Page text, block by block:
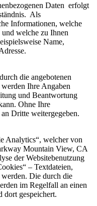
Daten erfolgt
Als
Informationen, welche
und welche zu Ihnen
Name,
die angebotenen
Ihre Angaben
und Beantwortung
Ohne Ihre
Dritte weitergegeben.
Analytics“, welcher von
Mountain View, CA
der Websitebenutzung
– Textdateien,
Die durch die
im Regelfall an einen
dort gespeichert.